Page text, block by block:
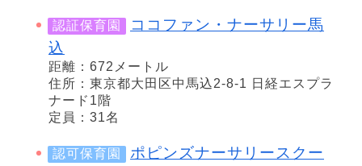
認証保育園
ココファン・ナーサリー馬
込
距離：672メートル
住所：東京都大田区中馬込2-8-1 日経エスプラ
ナード1階
定員：31名
認可保育園
ポピンズナーサリースクー